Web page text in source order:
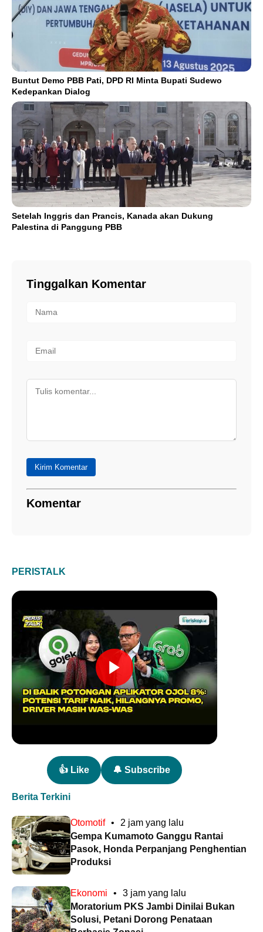
Buntut Demo PBB Pati, DPD RI Minta Bupati Sudewo
Kedepankan Dialog
Setelah Inggris dan Prancis, Kanada akan Dukung
Palestina di Panggung PBB
Tinggalkan Komentar
Kirim Komentar
Komentar
PERISTALK
👍 Like 🔔 Subscribe
Berita Terkini
Otomotif •
2 jam yang lalu
Gempa Kumamoto Ganggu Rantai
Pasok, Honda Perpanjang Penghentian
Produksi
Ekonomi •
3 jam yang lalu
Moratorium PKS Jambi Dinilai Bukan
Solusi, Petani Dorong Penataan